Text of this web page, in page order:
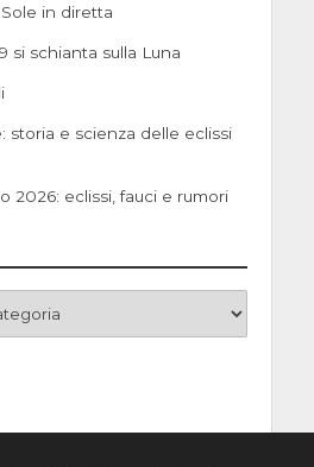
in diretta
si schianta sulla Luna
storia e scienza delle eclissi
2026: eclissi, fauci e rumori